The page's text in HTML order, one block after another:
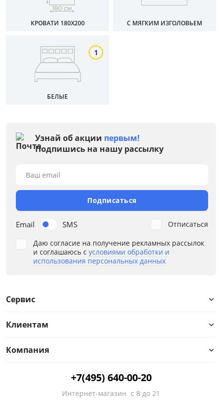
Размер спального места, см
Механизм трансформации
Каркас
Конфигурация
Назначение
Наполнение
Подлокотники
Стиль
Декоративные подушки
КРОВАТИ 180Х200 С МЯГКИМ ИЗГОЛОВЬЕМ
1
БЕЛЫЕ
Узнай об акции первым!
Подпишись на нашу рассылку
Email SMS
Ваш email
Подписаться
Даю согласие на получение рекламных рассылок
и соглашаюсь с условиями обработки и
использования персональных данных
Отписаться
Сервис
Клиентам
Компания
+7(495) 640-00-20
Интернет-магазин с 8 до 21